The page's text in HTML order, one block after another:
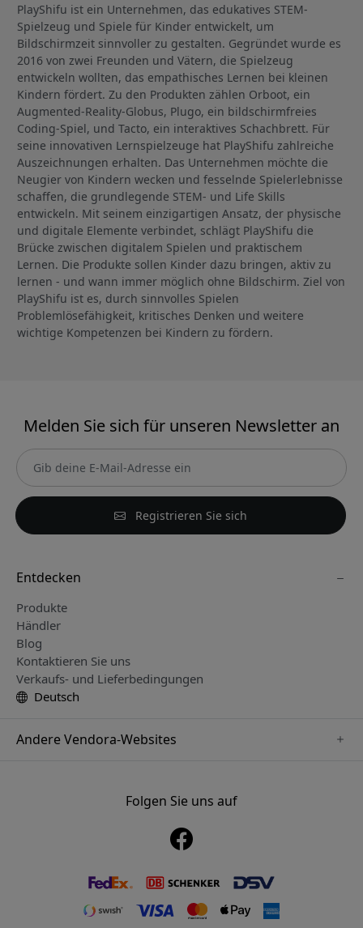
PlayShifu ist ein Unternehmen, das edukatives STEM-
Spielzeug und Spiele für Kinder entwickelt, um
Bildschirmzeit sinnvoller zu gestalten. Gegründet wurde es
2016 von zwei Freunden und Vätern, die Spielzeug
entwickeln wollten, das empathisches Lernen bei kleinen
Kindern fördert. Zu den Produkten zählen Orboot, ein
Augmented-Reality-Globus, Plugo, ein bildschirmfreies
Coding-Spiel, und Tacto, ein interaktives Schachbrett. Für
seine innovativen Lernspielzeuge hat PlayShifu zahlreiche
Auszeichnungen erhalten. Das Unternehmen möchte die
Neugier von Kindern wecken und fesselnde Spielerlebnisse
schaffen, die grundlegende STEM- und Life Skills
entwickeln. Mit seinem einzigartigen Ansatz, der physische
und digitale Elemente verbindet, schlägt PlayShifu die
Brücke zwischen digitalem Spielen und praktischem
Lernen. Die Produkte sollen Kinder dazu bringen, aktiv zu
lernen - und wann immer möglich ohne Bildschirm. Ziel von
PlayShifu ist es, durch sinnvolles Spielen
Problemlösefähigkeit, kritisches Denken und weitere
wichtige Kompetenzen bei Kindern zu fördern.
Melden Sie sich für unseren Newsletter an
Registrieren Sie sich
Entdecken
Produkte
Händler
Blog
Kontaktieren Sie uns
Verkaufs- und Lieferbedingungen
Deutsch
Andere Vendora-Websites
www.nordicsmartlight.seFolgen Sie uns auf